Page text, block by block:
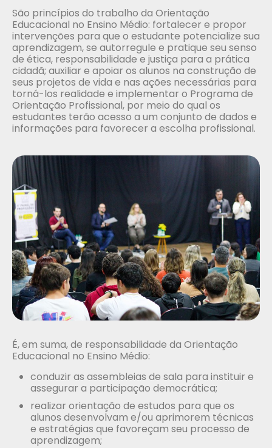
São princípios do trabalho da Orientação
Educacional no Ensino Médio: fortalecer e propor
intervenções para que o estudante potencialize sua
aprendizagem, se autorregule e pratique seu senso
de ética, responsabilidade e justiça para a prática
cidadã; auxiliar e apoiar os alunos na construção de
seus projetos de vida e nas ações necessárias para
torná-los realidade e implementar o Programa de
Orientação Profissional, por meio do qual os
estudantes terão acesso a um conjunto de dados e
informações para favorecer a escolha profissional.
É, em suma, de responsabilidade da Orientação
Educacional no Ensino Médio:
conduzir as assembleias de sala para instituir e
assegurar a participação democrática;
realizar orientação de estudos para que os
alunos desenvolvam e/ou aprimorem técnicas
e estratégias que favoreçam seu processo de
aprendizagem;